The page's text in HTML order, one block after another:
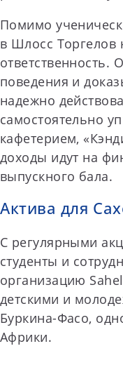
Помимо
в Шлосс Торгелов
ответственность.
поведения и
надежно
самостоятельно
кафетерием,
доходы идут на
выпускного бала.
Актива для
С регулярными
студенты и
организацию
детскими и
Буркина-Фасо,
Африки.